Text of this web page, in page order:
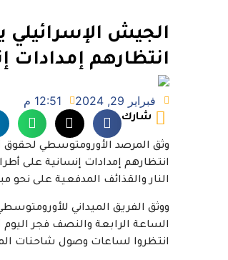
الجيش
انتظارهم إمدادات
فبراير 29, 2024 12:51 م
شارك
وثق المرصد الأورومتوسطي
النار والقذائف المدفعية على نحو
ووثق الفريق الميداني
انتظروا لساعات وصول شاحنات